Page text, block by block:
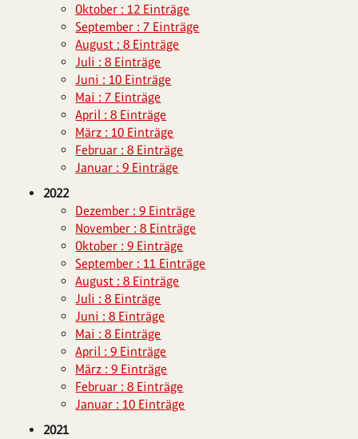
Oktober : 12 Einträge
September : 7 Einträge
August : 8 Einträge
Juli : 8 Einträge
Juni : 10 Einträge
Mai : 7 Einträge
April : 8 Einträge
März : 10 Einträge
Februar : 8 Einträge
Januar : 9 Einträge
2022
Dezember : 9 Einträge
November : 8 Einträge
Oktober : 9 Einträge
September : 11 Einträge
August : 8 Einträge
Juli : 8 Einträge
Juni : 8 Einträge
Mai : 8 Einträge
April : 9 Einträge
März : 9 Einträge
Februar : 8 Einträge
Januar : 10 Einträge
2021